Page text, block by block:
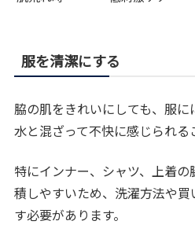
服を清潔にする
脇の肌をきれいにしても、服
水と混ざって不快に感じられる
特にインナー、シャツ、上着
積しやすいため、洗濯方法や
す必要があります。